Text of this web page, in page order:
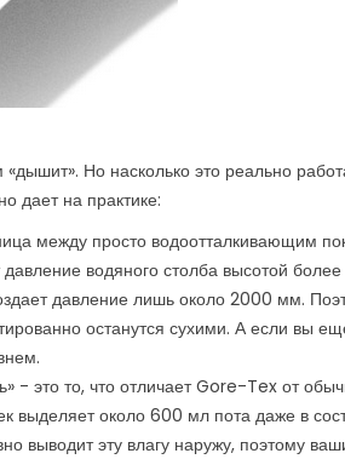
Но насколько это реально
дает на практике:
между просто водоотталкивающим
водяного столба высотой
давление лишь около 2000 мм.
останутся сухими. А если вы
- это то, что отличает Gore-Tex от
выделяет около 600 мл пота даже в
выводит эту влагу наружу, поэтому